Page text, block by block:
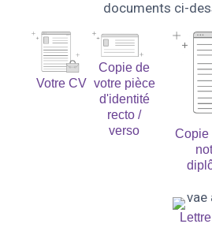
documents ci-
Votre CV
Copie de
votre pièce
d'identité
recto /
verso
Copie